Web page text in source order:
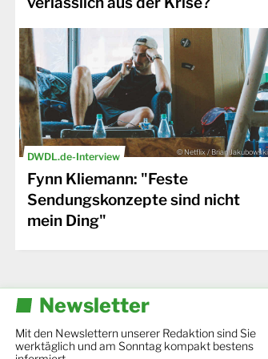
DWDL.de-Interview © Netflix / Brian Jakubowski
Fynn Kliemann: "Feste
Sendungskonzepte sind nicht
mein Ding"
Newsletter
Mit den Newslettern unserer Redaktion sind Sie
werktäglich und am Sonntag kompakt bestens